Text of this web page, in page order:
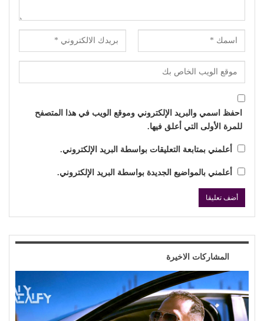
احفظ اسمي والبريد الإلكتروني وموقع الويب في هذا المتصفح
للمرة الأولى التي أعلق فيها.
أعلمني بمتابعة التعليقات بواسطة البريد الإلكتروني.
أعلمني بالمواضيع الجديدة بواسطة البريد الإلكتروني.
المشاركات الاخيرة